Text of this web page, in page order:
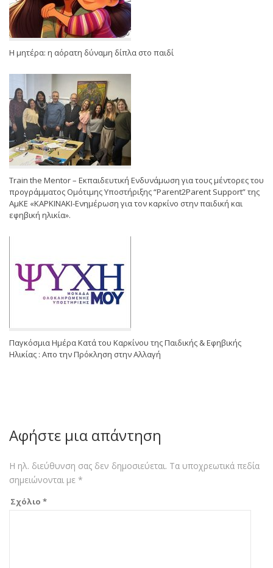
Η μητέρα: η αόρατη δύναμη δίπλα στο παιδί
Train the Mentor – Εκπαιδευτική Ενδυνάμωση για τους μέντορες του
προγράμματος Ομότιμης Υποστήριξης “Parent2Parent Support” της
ΑμΚΕ «ΚΑΡΚΙΝΑΚΙ-Ενημέρωση για τον καρκίνο στην παιδική και
εφηβική ηλικία».
Παγκόσμια Ημέρα Κατά του Καρκίνου της Παιδικής & Εφηβικής
Ηλικίας : Απο την Πρόκληση στην Αλλαγή
Αφήστε μια απάντηση
Η ηλ. διεύθυνση σας δεν δημοσιεύεται. Τα υποχρεωτικά πεδία
σημειώνονται με *
Σχόλιο *